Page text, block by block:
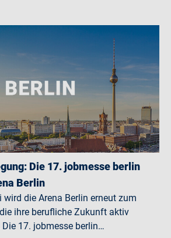
Die 17. jobmesse berlin
Berlin
die Arena Berlin erneut zum
ihre berufliche Zukunft aktiv
17. jobmesse berlin…